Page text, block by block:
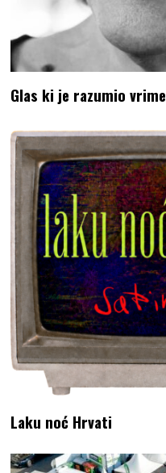
Glas ki je razumio vrime
Laku noć Hrvati